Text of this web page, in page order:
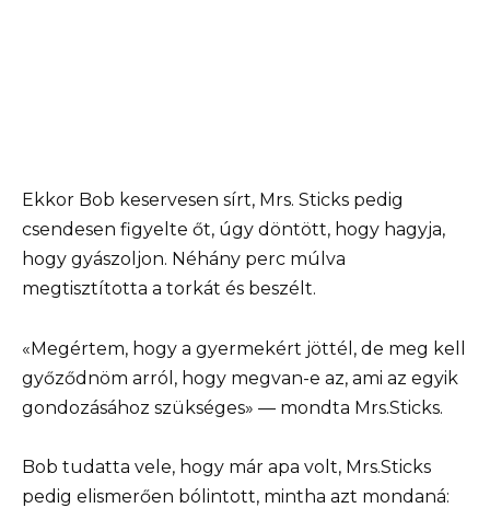
Ekkor Bob keservesen sírt, Mrs. Sticks pedig
csendesen figyelte őt, úgy döntött, hogy hagyja,
hogy gyászoljon. Néhány perc múlva
megtisztította a torkát és beszélt.
«Megértem, hogy a gyermekért jöttél, de meg kell
győződnöm arról, hogy megvan-e az, ami az egyik
gondozásához szükséges» — mondta Mrs.Sticks.
Bob tudatta vele, hogy már apa volt, Mrs.Sticks
pedig elismerően bólintott, mintha azt mondaná: